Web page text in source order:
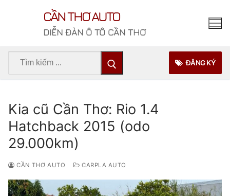
CẦN THƠ AUTO
DIỄN ĐÀN Ô TÔ CẦN THƠ
Tìm
ĐĂNG KÝ
Kia cũ Cần Thơ: Rio 1.4
Hatchback 2015 (odo
29.000km)
CẦN THƠ AUTO CARPLA AUTO